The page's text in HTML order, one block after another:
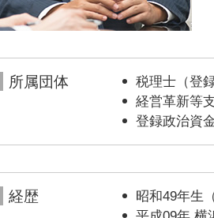
所属団体
税理士（登
経営革新等
登録政治資
経歴
昭和49年生